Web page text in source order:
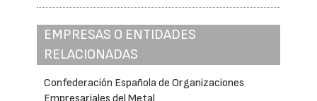
EMPRESAS O ENTIDADES
RELACIONADAS
Confederación Española de Organizaciones